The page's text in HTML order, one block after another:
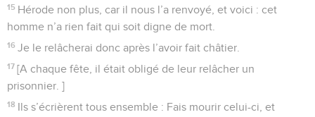
15 Hérode non plus, car il nous l’a renvoyé, et voici : cet
homme n’a rien fait qui soit digne de mort.
16 Je le relâcherai donc après l’avoir fait châtier.
17 [A chaque fête, il était obligé de leur relâcher un
prisonnier. ]
18 Ils s’écrièrent tous ensemble : Fais mourir celui-ci, et